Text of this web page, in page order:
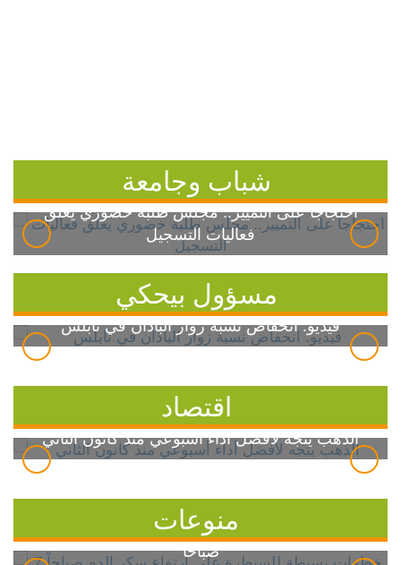
شباب وجامعة
احتجاجاً على التمييز.. مجلس طلبة خضوري يعلق
فعاليات التسجيل
مسؤول بيحكي
فيديو: انخفاض نسبة زوار الباذان في نابلس
اقتصاد
الذهب يتجه لأفضل أداء أسبوعي منذ كانون الثاني
منوعات
7 خطوات بسيطة للسيطرة على ارتفاع سكر الدم
صباحاً